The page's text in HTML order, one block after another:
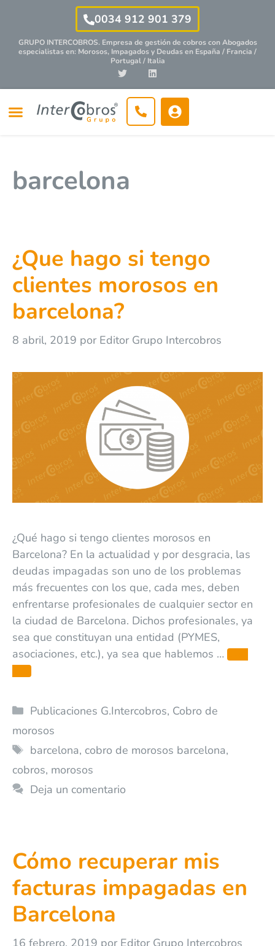
0034 912 901 379
GRUPO INTERCOBROS. Empresa de gestión de cobros conAbogados
especialistasen: Morosos, Impagados y Deudas en España / Francia /
Portugal / Italia
barcelona
¿Que hago si tengo
clientes morosos en
barcelona?
8 abril, 2019 por Editor Grupo Intercobros
¿Qué hago si tengo clientes morosos en
Barcelona? En la actualidad y por desgracia, las
deudas impagadas son uno de los problemas
más frecuentes con los que, cada mes, deben
enfrentarse profesionales de cualquier sector en
la ciudad de Barcelona. Dichos profesionales, ya
sea que constituyan una entidad (PYMES,
asociaciones, etc.), ya sea que hablemos … Leer
más
Publicaciones G.Intercobros, Cobro de
morosos
barcelona, cobro de morosos barcelona,
cobros, morosos
Deja un comentario
Cómo recuperar mis
facturas impagadas en
Barcelona
16 febrero, 2019 por Editor Grupo Intercobros